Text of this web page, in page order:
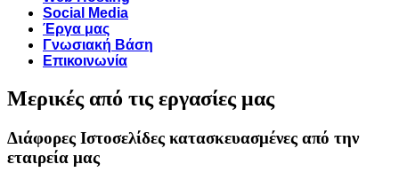
Social Media
Έργα μας
Γνωσιακή Βάση
Επικοινωνία
Μερικές από τις εργασίες μας
Διάφορες Ιστοσελίδες κατασκευασμένες από την
εταιρεία μας